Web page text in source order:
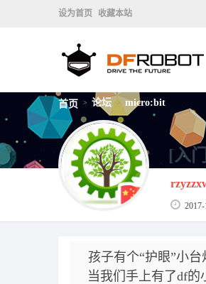
设为首页 收藏本站
首页 > 论坛 > micro:bit
[入
孩子有个“护眼”小
当我们手上有了df的